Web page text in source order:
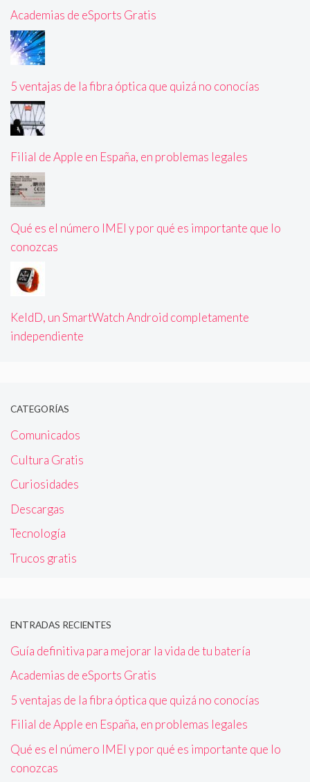
Academias de eSports Gratis
5 ventajas de la fibra óptica que quizá no conocías
Filial de Apple en España, en problemas legales
Qué es el número IMEI y por qué es importante que lo
conozcas
KeldD, un SmartWatch Android completamente
independiente
CATEGORÍAS
Comunicados
Cultura Gratis
Curiosidades
Descargas
Tecnología
Trucos gratis
ENTRADAS RECIENTES
Guía definitiva para mejorar la vida de tu batería
Academias de eSports Gratis
5 ventajas de la fibra óptica que quizá no conocías
Filial de Apple en España, en problemas legales
Qué es el número IMEI y por qué es importante que lo
conozcas